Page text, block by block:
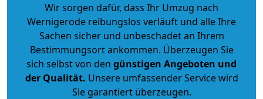
Wir sorgen dafür, dass Ihr Umzug nach
Wernigerode reibungslos verläuft und alle Ihre
Sachen sicher und unbeschadet an Ihrem
Bestimmungsort ankommen. Überzeugen Sie
sich selbst von den günstigen Angeboten und
der Qualität. Unsere umfassender Service wird
Sie garantiert überzeugen.